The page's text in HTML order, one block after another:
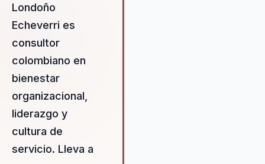
Londoño
Echeverri es
consultor
colombiano en
bienestar
organizacional,
liderazgo y
cultura de
servicio. Lleva a